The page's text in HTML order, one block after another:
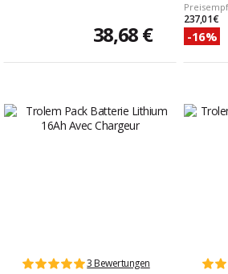
38,68 €
237,01 €
-16%
3 Bewertungen